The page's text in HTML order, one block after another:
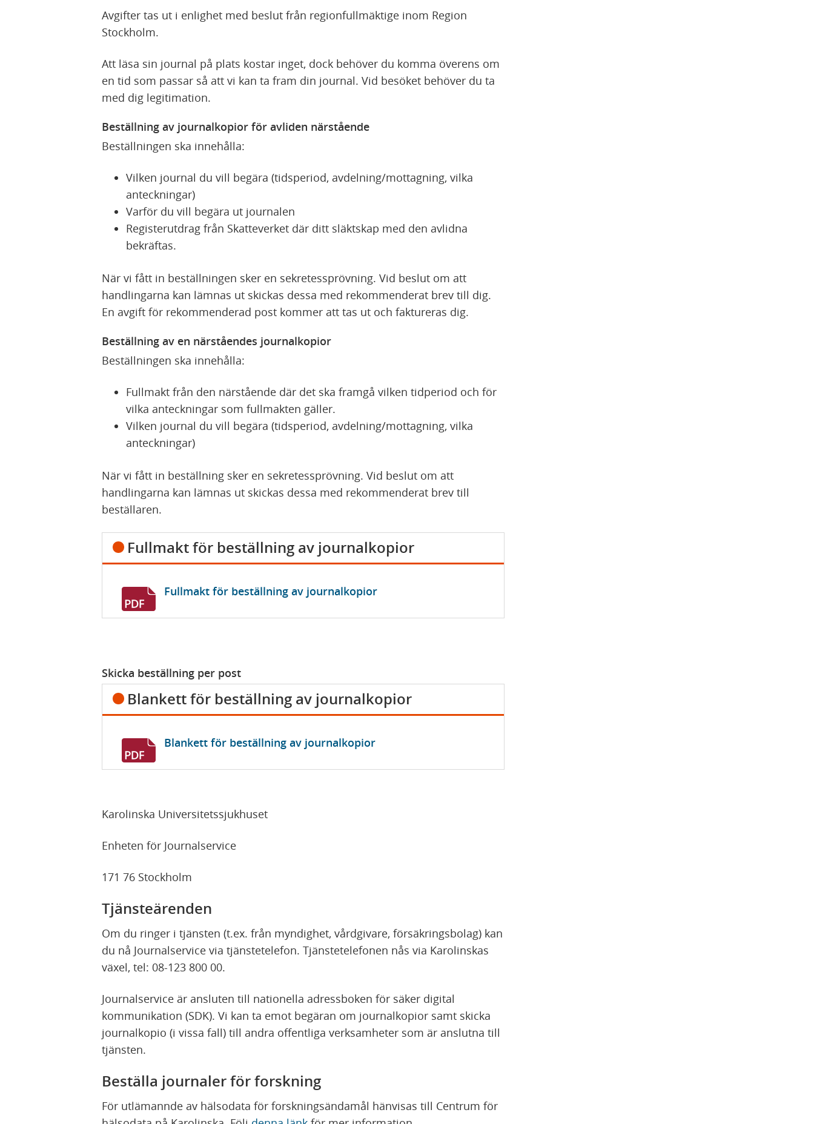
Avgifter tas ut i enlighet med beslut från regionfullmäktige inom Region
Stockholm.
Att läsa sin journal på plats kostar inget, dock behöver du komma överens om
en tid som passar så att vi kan ta fram din journal. Vid besöket behöver du ta
med dig legitimation.
Beställning av journalkopior för avliden närstående
Beställningen ska innehålla:
Vilken journal du vill begära (tidsperiod, avdelning/mottagning, vilka
anteckningar)
Varför du vill begära ut journalen
Registerutdrag från Skatteverket där ditt släktskap med den avlidna
bekräftas.
När vi fått in beställningen sker en sekretessprövning. Vid beslut om att
handlingarna kan lämnas ut skickas dessa med rekommenderat brev till dig.
En avgift för rekommenderad post kommer att tas ut och faktureras dig.
Beställning av en närståendes journalkopior
Beställningen ska innehålla:
Fullmakt från den närstående där det ska framgå vilken tidperiod och för
vilka anteckningar som fullmakten gäller.
Vilken journal du vill begära (tidsperiod, avdelning/mottagning, vilka
anteckningar)
När vi fått in beställning sker en sekretessprövning. Vid beslut om att
handlingarna kan lämnas ut skickas dessa med rekommenderat brev till
beställaren.
Fullmakt för beställning av journalkopior
Fullmakt för beställning av journalkopior
Skicka beställning per post
Blankett för beställning av journalkopior
Blankett för beställning av journalkopior
Karolinska Universitetssjukhuset
Enheten för Journalservice
171 76 Stockholm
Tjänsteärenden
Om du ringer i tjänsten (t.ex. från myndighet, vårdgivare, försäkringsbolag) kan
du nå Journalservice via tjänstetelefon. Tjänstetelefonen nås via Karolinskas
växel, tel: 08-123 800 00.
Journalservice är ansluten till nationella adressboken för säker digital
kommunikation (SDK). Vi kan ta emot begäran om journalkopior samt skicka
journalkopio (i vissa fall) till andra offentliga verksamheter som är anslutna till
tjänsten.
Beställa journaler för forskning
För utlämannde av hälsodata för forskningsändamål hänvisas till Centrum för